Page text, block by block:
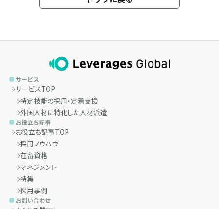
サービス
サービスTOP
特定技能の採用・定着支援
外国人材に特化した人材派遣
お役立ち記事
お役立ち記事TOP
採用ノウハウ
在留資格
マネジメント
特集
採用事例
お問い合わせ